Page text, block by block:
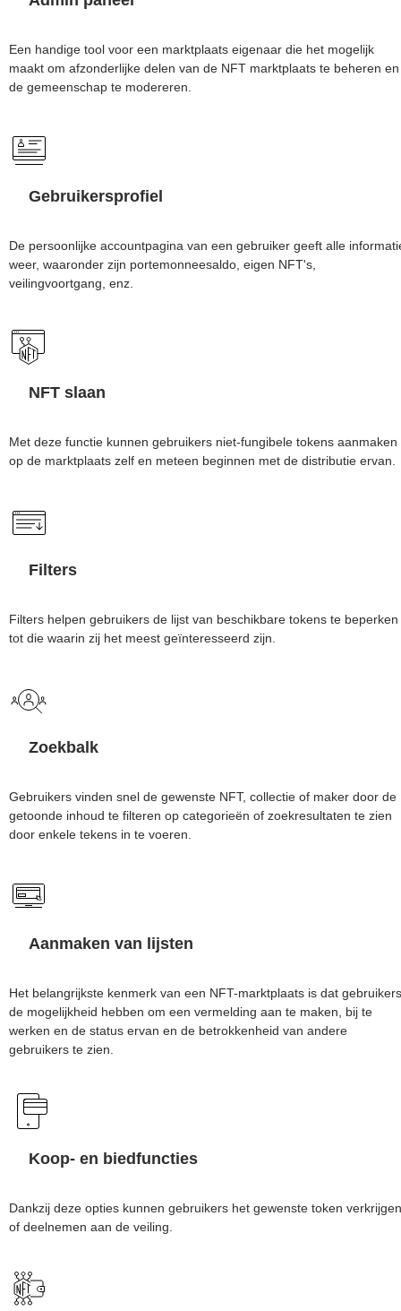
Een handige tool voor een marktplaats eigenaar die het mogelijk
maakt om afzonderlijke delen van de NFT marktplaats te beheren en
de gemeenschap te modereren.
Gebruikersprofiel
De persoonlijke accountpagina van een gebruiker geeft alle
weer, waaronder zijn portemonneesaldo, eigen NFT's,
veilingvoortgang, enz.
NFT slaan
Met deze functie kunnen gebruikers niet-fungibele tokens aanmaken
op de marktplaats zelf en meteen beginnen met de distributie ervan.
Filters
Filters helpen gebruikers de lijst van beschikbare tokens te beperken
tot die waarin zij het meest geïnteresseerd zijn.
Zoekbalk
Gebruikers vinden snel de gewenste NFT, collectie of maker door de
getoonde inhoud te filteren op categorieën of zoekresultaten te zien
door enkele tekens in te voeren.
Aanmaken van lijsten
Het belangrijkste kenmerk van een NFT-marktplaats is dat gebruikers
de mogelijkheid hebben om een vermelding aan te maken, bij te
werken en de status ervan en de betrokkenheid van andere
gebruikers te zien.
Koop- en biedfuncties
Dankzij deze opties kunnen gebruikers het gewenste token verkrijgen
of deelnemen aan de veiling.